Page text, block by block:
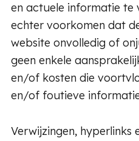
en actuele informatie te
echter voorkomen dat
website onvolledig of
geen enkele
en/of kosten die
en/of foutieve
Verwijzingen, hyperlinks